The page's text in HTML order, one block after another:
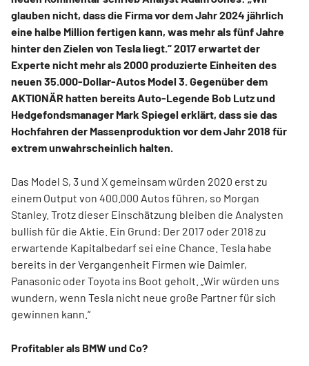
glauben nicht, dass die Firma vor dem Jahr 2024 jährlich
eine halbe Million fertigen kann, was mehr als fünf Jahre
hinter den Zielen von Tesla liegt.“ 2017 erwartet der
Experte nicht mehr als 2000 produzierte Einheiten des
neuen 35.000-Dollar-Autos Model 3. Gegenüber dem
AKTIONÄR hatten bereits Auto-Legende Bob Lutz und
Hedgefondsmanager Mark Spiegel erklärt, dass sie das
Hochfahren der Massenproduktion vor dem Jahr 2018 für
extrem unwahrscheinlich halten.
Das Model S, 3 und X gemeinsam würden 2020 erst zu
einem Output von 400.000 Autos führen, so Morgan
Stanley. Trotz dieser Einschätzung bleiben die Analysten
bullish für die Aktie. Ein Grund: Der 2017 oder 2018 zu
erwartende Kapitalbedarf sei eine Chance. Tesla habe
bereits in der Vergangenheit Firmen wie Daimler,
Panasonic oder Toyota ins Boot geholt. „Wir würden uns
wundern, wenn Tesla nicht neue große Partner für sich
gewinnen kann.“
Profitabler als BMW und Co?